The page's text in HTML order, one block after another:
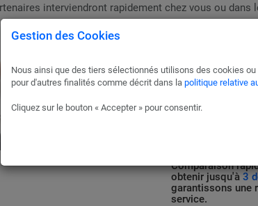
interviendront rapidement chez vous ou
canalisation, nos
Comparaison
obtenir jusqu'à 3
garantissons une
service.
Gestion des Cookies
Nous ainsi que des tiers sélectionnés utilisons des cookies
pour d'autres finalités comme décrit dans la politique relative
Cliquez sur le bouton « Accepter » pour consentir.